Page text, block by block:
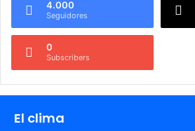
4.000
Seguidores
0
Subscribers
El clima